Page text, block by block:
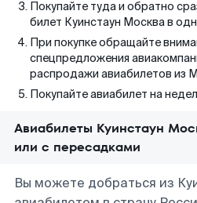
Покупайте туда и обратно
билет Куинстаун Москва в
При покупке обращайте
спецпредложения
распродажи авиабилетов из
Покупайте авиабилет на
Авиабилеты Куинстаун
или с пересадками
Вы можете добраться из